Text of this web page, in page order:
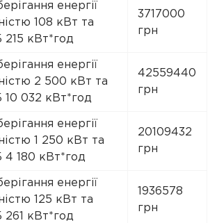
енергії
108 кВт та
кВт*год
3717000
грн
енергії
2 500 кВт та
032 кВт*год
42559440
грн
енергії
1 250 кВт та
4 180 кВт*год
20109432
грн
енергії
125 кВт та
кВт*год
1936578
грн